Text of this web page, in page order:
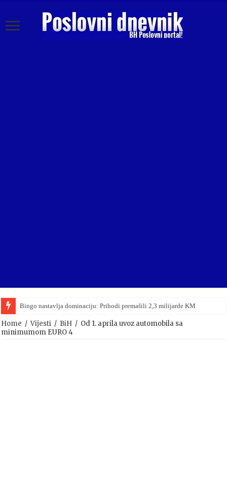
Bingo nastavlja dominaciju: Prihodi premašili 2,3 milijarde KM
Home / Vijesti / BiH / Od 1. aprila uvoz automobila sa
minimumom EURO 4